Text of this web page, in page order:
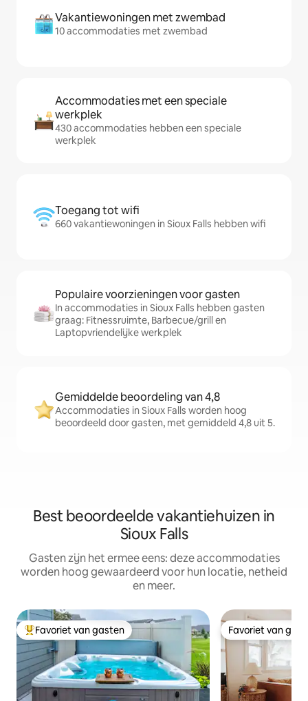
Vakantiewoningen met zwembad
10 accommodaties met zwembad
Accommodaties met een speciale
werkplek
430 accommodaties hebben een speciale
werkplek
Toegang tot wifi
660 vakantiewoningen in Sioux Falls hebben wifi
Populaire voorzieningen voor gasten
In accommodaties in Sioux Falls hebben gasten
graag: Fitnessruimte, Barbecue/grill en
Laptopvriendelijke werkplek
Gemiddelde beoordeling van 4,8
Accommodaties in Sioux Falls worden hoog
beoordeeld door gasten, met gemiddeld 4,8 uit 5.
Best beoordeelde vakantiehuizen in
Sioux Falls
Gasten zijn het ermee eens: deze accommodaties
worden hoog gewaardeerd voor hun locatie, netheid
en meer.
Topfavoriet van gasten
Favoriet van gasten Favoriet van
Favoriet van